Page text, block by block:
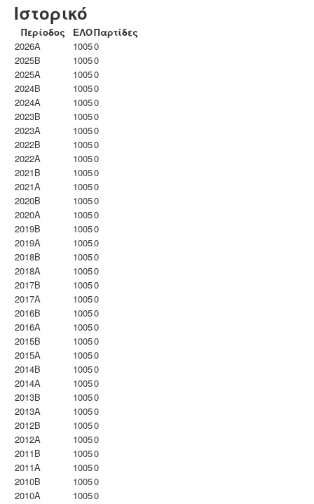
Ιστορικό
Περίοδος ΕΛΟΠαρτίδες
2026A
10050
2025B
10050
2025A
10050
2024B
10050
2024A
10050
2023B
10050
2023Α
10050
2022B
10050
2022A
10050
2021B
10050
2021A
10050
2020B
10050
2020A
10050
2019B
10050
2019A
10050
2018B
10050
2018A
10050
2017B
10050
2017A
10050
2016B
10050
2016A
10050
2015B
10050
2015A
10050
2014B
10050
2014A
10050
2013B
10050
2013A
10050
2012B
10050
2012A
10050
2011B
10050
2011A
10050
2010B
10050
2010A
10050